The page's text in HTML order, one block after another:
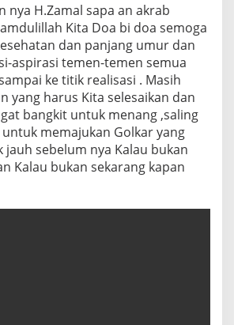
nya H.Zamal sapa an akrab
Kita Doa bi doa semoga
dan panjang umur dan
aspirasi temen-temen semua
ke titik realisasi . Masih
yang harus Kita selesaikan dan
bangkit untuk menang ,saling
memajukan Golkar yang
sebelum nya Kalau bukan
Kalau bukan sekarang kapan